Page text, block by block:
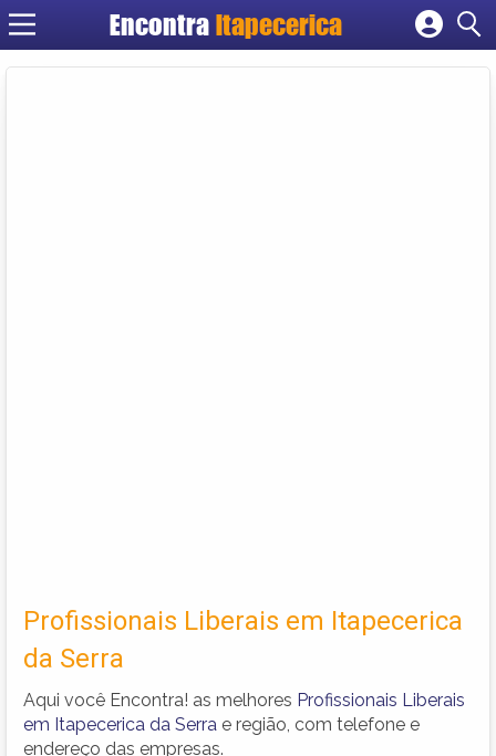
Encontra Itapecerica
Cadastrar empresa
Profissionais Liberais em Itapecerica
da Serra
Aqui você Encontra! as melhores Profissionais Liberais
em Itapecerica da Serra e região, com telefone e
endereço das empresas.